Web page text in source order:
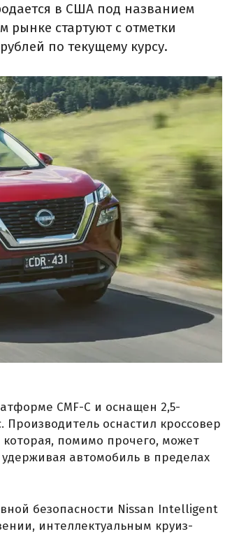
в США под названием
рынке стартуют с отметки
по текущему курсу.
CMF-C и оснащен 2,5-
оснастил кроссовер
помимо прочего, может
автомобиль в пределах
безопасности Nissan Intelligent
интеллектуальным круиз-